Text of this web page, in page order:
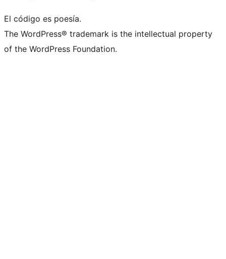
El código es poesía.
The WordPress® trademark is the intellectual property
of the WordPress Foundation.